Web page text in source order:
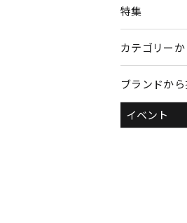
特集
カテゴリー
ブランドか
イベント